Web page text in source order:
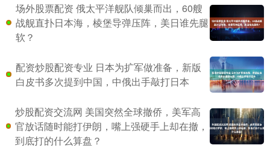
场外股票配资 俄太平洋舰队倾巢而出，60艘
战舰直扑日本海，棱堡导弹压阵，美日谁先腿
软？
配资炒股配资专业 日本为扩军做准备，新版
白皮书多次提到中国，中俄出手敲打日本
炒股配资交流网 美国突然全球撤侨，美军高
官放话随时能打伊朗，嘴上强硬手上却在撤，
到底打的什么算盘？